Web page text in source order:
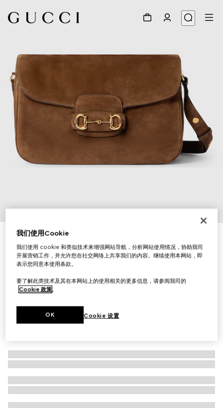
Gucci 马衔扣1955系列中号肩背包
€ 3.500
我们使用Cookie
我们使用 cookie 和类似技术来增强网站导航，分析网站使用情况，协助我司
开展营销工作，并允许您在社交网络上共享我们的内容。继续使用本网站，即
表示您同意本使用条款。
要了解此类技术及其在本网站上的使用相关的更多信息，请参阅我司的
Cookie 政策。
Cookie 设置
OK